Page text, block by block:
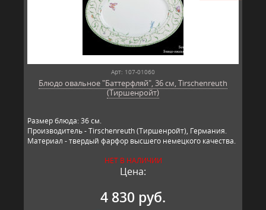
Арт: 107-01060
Блюдо овальное "Баттерфляй", 36 см, Tirschenreuth
(Тиршенройт)
Размер блюда: 36 см.
Производитель - Tirschenreuth (Тиршенройт), Германия.
Материал - твердый фарфор высшего немецкого качества.
НЕТ В НАЛИЧИИ
Цена:
4 830 руб.